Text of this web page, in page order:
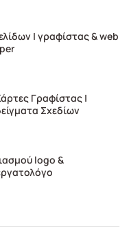
| γραφίστας & web
Γραφίστας |
Σχεδίων
logo &